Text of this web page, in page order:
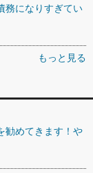
になりすぎてい
もっと見る
勧めてきます！や